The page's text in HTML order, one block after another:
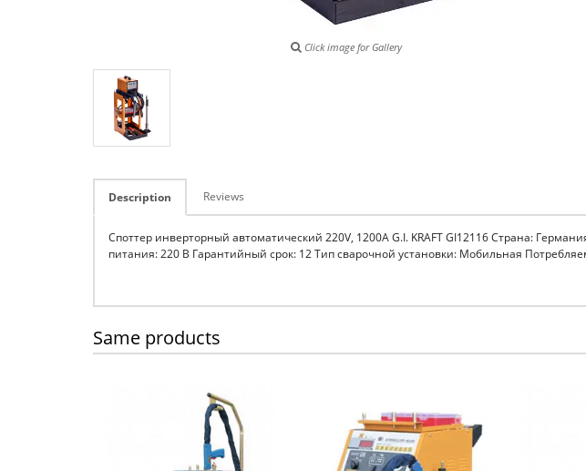
Click image for Gallery
Description Reviews
Споттер инверторный автоматический 220V, 1200A G.I. KRAFT GI12116 Страна:
питания: 220 В Гарантийный срок: 12 Тип сварочной установки: Мобильная
Same products